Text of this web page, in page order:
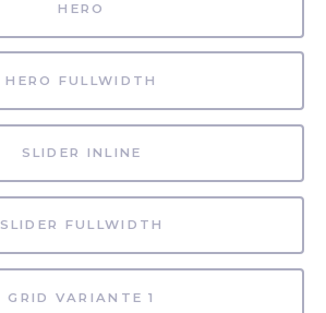
HERO
HERO FULLWIDTH
SLIDER INLINE
SLIDER FULLWIDTH
GRID VARIANTE 1